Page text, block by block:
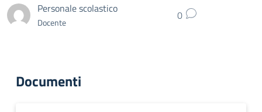
Personale scolastico
Docente 0
Documenti